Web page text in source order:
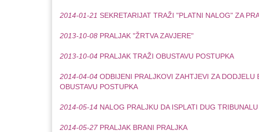
2014-01-21 SEKRETARIJAT TRAŽI "PLATNI NALOG" ZA
2013-10-08 PRALJAK "ŽRTVA ZAVJERE"
2013-10-04 PRALJAK TRAŽI OBUSTAVU POSTUPKA
2014-04-04 ODBIJENI PRALJKOVI ZAHTJEVI ZA DODJELU
OBUSTAVU POSTUPKA
2014-05-14 NALOG PRALJKU DA ISPLATI DUG TRIBUNALU
2014-05-27 PRALJAK BRANI PRALJKA